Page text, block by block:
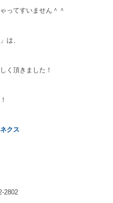
ってすいません＾＾
」は、
く頂きました！
クス
2802